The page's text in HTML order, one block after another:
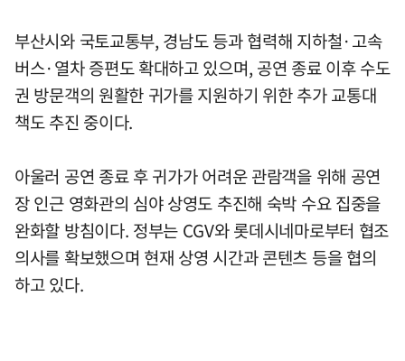
부산시와 국토교통부, 경남도 등과 협력해 지하철·고속
버스·열차 증편도 확대하고 있으며, 공연 종료 이후 수도
권 방문객의 원활한 귀가를 지원하기 위한 추가 교통대
책도 추진 중이다.
아울러 공연 종료 후 귀가가 어려운 관람객을 위해 공연
장 인근 영화관의 심야 상영도 추진해 숙박 수요 집중을
완화할 방침이다. 정부는 CGV와 롯데시네마로부터 협조
의사를 확보했으며 현재 상영 시간과 콘텐츠 등을 협의
하고 있다.